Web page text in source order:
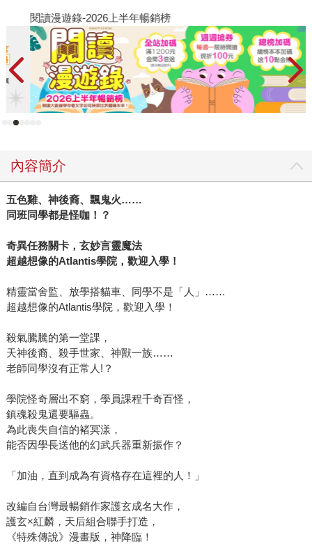
閱讀漫遊錄-2026上半年暢銷榜
內容簡介
五色雞、神後裔、飄鬼火……
同班同學都是怪咖！？
奇異任務關卡，玄妙言靈魔法
超越想像的Atlantis學院，歡迎入學！
精靈當舍監、放學搭貓車、同學不是「人」……
超越想像的Atlantis學院，歡迎入學！
殺氣騰騰的第一堂課，
天神後裔、殺手世家、神獸一族……
老師同學沒有正常人!？
學院怪奇層出不窮，學員課程千奇百怪，
鎮魂殺鬼還要驅蟲。
為此喪失自信的褚冥漾，
能否因學長送他的幻武兵器重新振作？
「加油，直到成為有資格存在這裡的人！」
改編自台灣最暢銷作家護玄成名大作，
護玄×紅麟，天后組合聯手打造，
《特殊傳說》漫畫版，神降臨！